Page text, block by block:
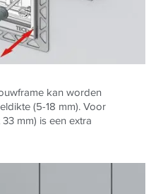
kan worden
(5-18 mm). Voor
mm) is een extra